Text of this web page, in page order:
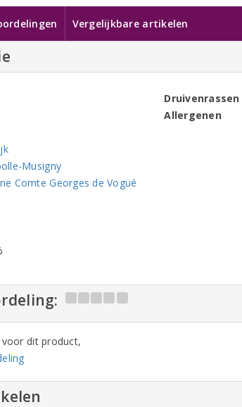
Vergelijkbare artikelen
Musigny
Comte Georges de Vogüé
Druivenrassen
Allergenen
dit product,